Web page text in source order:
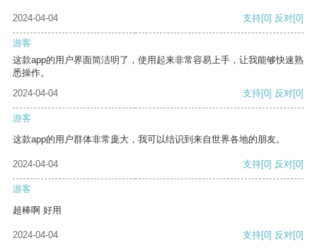
2024-04-04 支持[0] 反对[0]
游客
这款app的用户界面简洁明了，使用起来非常容易上手，让我能够快速熟
悉操作。
2024-04-04
支持[0] 反对[0]
游客
这款app的用户群体非常庞大，我可以结识到来自世界各地的朋友。
2024-04-04 支持[0] 反对[0]
游客
超棒啊 好用
2024-04-04 支持[0] 反对[0]